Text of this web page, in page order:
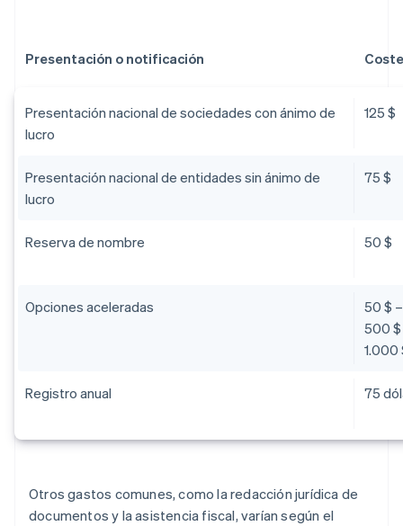
Presentación o notificación
Presentación nacional de sociedades con ánimo de
lucro
125 $
Presentación nacional de entidades sin ánimo de
lucro
75 $
Reserva de nombre 50 $
Opciones aceleradas
50 $
500 $
1.000
Registro anual 75
Otros gastos comunes, como la redacción jurídica de
documentos y la asistencia fiscal, varían según el